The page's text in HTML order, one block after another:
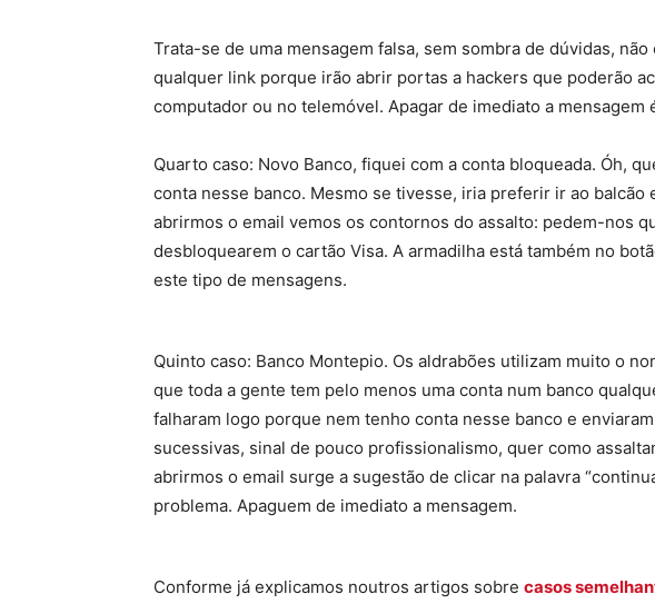
Trata-se de uma mensagem falsa, sem sombra de dúvidas,
qualquer link porque irão abrir portas a hackers que poderão
computador ou no telemóvel. Apagar de imediato a mensagem
Quarto caso: Novo Banco, fiquei com a conta bloqueada. Óh,
conta nesse banco. Mesmo se tivesse, iria preferir ir ao balcão
abrirmos o email vemos os contornos do assalto: pedem-nos
desbloquearem o cartão Visa. A armadilha está também no
este tipo de mensagens.
Quinto caso: Banco Montepio. Os aldrabões utilizam muito o
que toda a gente tem pelo menos uma conta num banco
falharam logo porque nem tenho conta nesse banco e
sucessivas, sinal de pouco profissionalismo, quer como
abrirmos o email surge a sugestão de clicar na palavra
problema. Apaguem de imediato a mensagem.
Conforme já explicamos noutros artigos sobre casos